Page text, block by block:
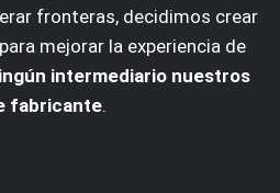
fronteras, decidimos crear
mejorar la experiencia de
intermediario nuestros
fabricante.